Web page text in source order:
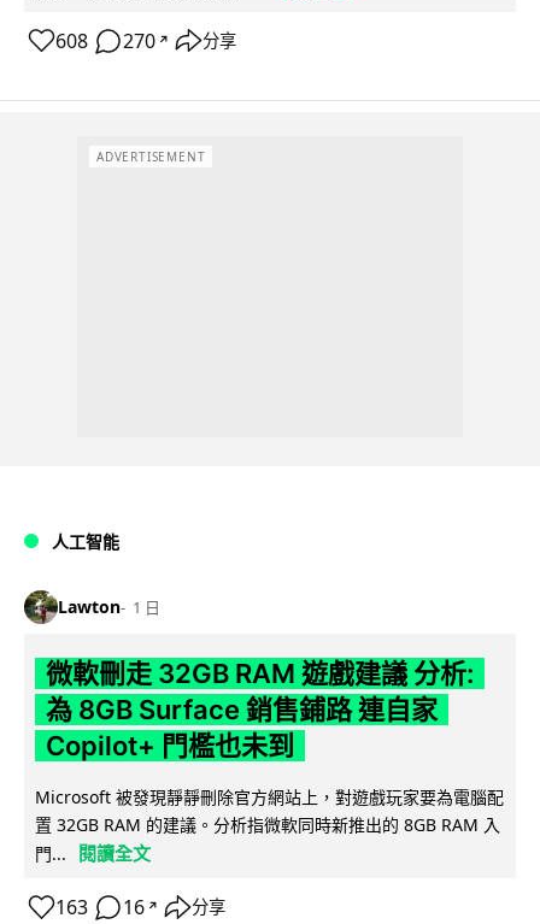
608 270 ↗ 分享
ADVERTISEMENT
人工智能
Lawton 1 日
微軟刪走 32GB RAM 遊戲建議 分析:
為 8GB Surface 銷售鋪路 連自家
Copilot+ 門檻也未到
Microsoft 被發現靜靜刪除官方網站上，對遊戲玩家要為電腦配
置 32GB RAM 的建議。分析指微軟同時新推出的 8GB RAM 入
門...
閱讀全文
163 16 ↗ 分享